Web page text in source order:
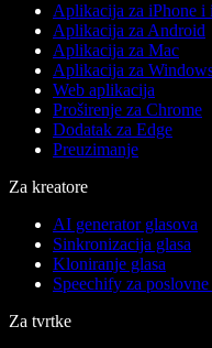
Aplikacija za iPhone i
Aplikacija za Android
Aplikacija za Mac
Aplikacija za
Web aplikacija
Proširenje za Chrome
Dodatak za Edge
Preuzimanje
Za kreatore
AI generator glasova
Sinkronizacija glasa
Kloniranje glasa
Speechify za
Za tvrtke